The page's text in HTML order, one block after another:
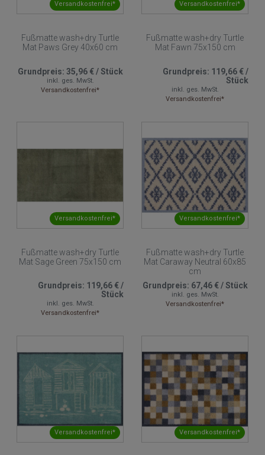
Versandkostenfrei*
Fußmatte wash+dry Turtle
Mat Paws Grey 40x60 cm
Grundpreis: 35,96 €/Stück
inkl. ges. MwSt.
Versandkostenfrei*
Versandkostenfrei*
Fußmatte wash+dry Turtle
Mat Fawn 75x150 cm
Grundpreis: 119,66 €/
Stück
inkl. ges. MwSt.
Versandkostenfrei*
Versandkostenfrei*
Fußmatte wash+dry Turtle
Mat Sage Green 75x150 cm
Grundpreis: 119,66 €/
Stück
inkl. ges. MwSt.
Versandkostenfrei*
Versandkostenfrei*
Fußmatte wash+dry Turtle
Mat Caraway Neutral 60x85
cm
Grundpreis: 67,46 €/Stück
inkl. ges. MwSt.
Versandkostenfrei*
Versandkostenfrei* Versandkostenfrei*